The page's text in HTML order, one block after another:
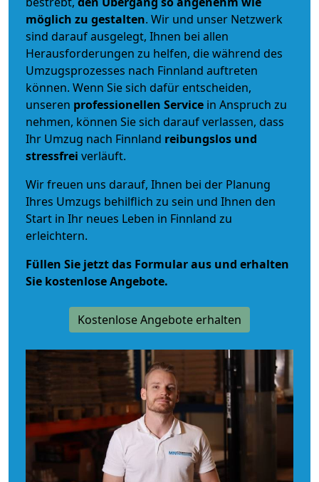
möglich zu gestalten. Wir und unser Netzwerk
sind darauf ausgelegt, Ihnen bei allen
Herausforderungen zu helfen, die während des
Umzugsprozesses nach Finnland auftreten
können. Wenn Sie sich dafür entscheiden,
unseren professionellen Service in Anspruch zu
nehmen, können Sie sich darauf verlassen, dass
Ihr Umzug nach Finnland reibungslos und
stressfrei verläuft.
Wir freuen uns darauf, Ihnen bei der Planung
Ihres Umzugs behilflich zu sein und Ihnen den
Start in Ihr neues Leben in Finnland zu
erleichtern.
Füllen Sie jetzt das Formular aus und erhalten
Sie kostenlose Angebote.
Kostenlose Angebote erhalten